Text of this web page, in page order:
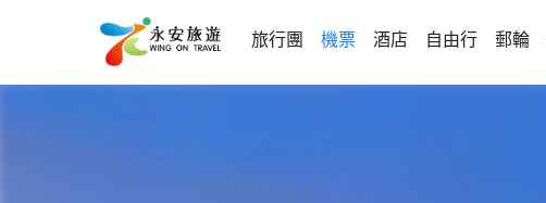
旅行團 機票 酒店 自由行 郵輪